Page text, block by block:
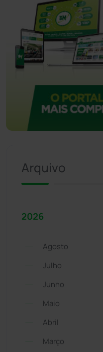
Arquivo
2026
Agosto
Julho
Junho
Maio
Abril
Março